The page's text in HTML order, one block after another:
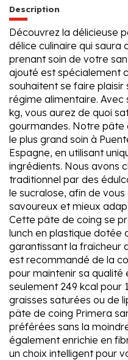
Description
Découvrez la délicieuse
délice culinaire qui saura
prenant soin de votre
ajouté est spécialement
souhaitent se faire
régime alimentaire.
kg, vous aurez de quoi
gourmandes. Notre
le plus grand soin à
Espagne, en utilisant
ingrédients. Nous avons
traditionnel par des
le sucralose, afin de
savoureux et mieux
Cette pâte de coing se
lunch en plastique dotée
garantissant la fraîcheur
est recommandé de la
pour maintenir sa qualité
seulement 249 kcal pour
graisses saturées ou de
pâte de coing Primera
préférées sans la
également enrichie en
un choix intelligent pour